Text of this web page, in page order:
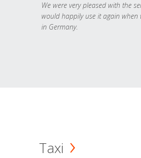
We were very pleased with the
would happily use it again when
in Germany.
Taxi